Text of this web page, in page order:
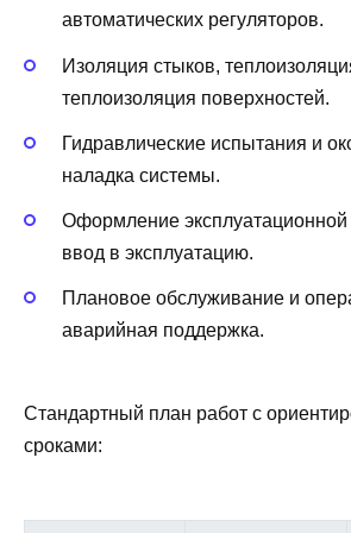
автоматических регуляторов.
Изоляция стыков,
теплоизоляция поверхностей.
Гидравлические испытания и
наладка системы.
Оформление эксплуатационной
ввод в эксплуатацию.
Плановое обслуживание и
аварийная поддержка.
Стандартный план работ с
сроками: